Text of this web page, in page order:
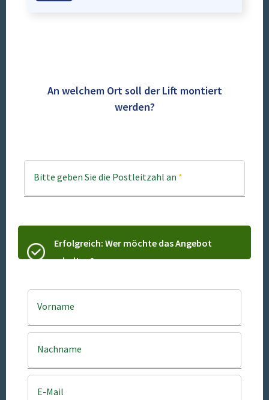
An welchem Ort soll der Lift montiert
werden?
Bitte geben Sie die Postleitzahl an *
Erfolgreich: Wer möchte das Angebot
erhalten?
Vorname
Nachname
E-Mail